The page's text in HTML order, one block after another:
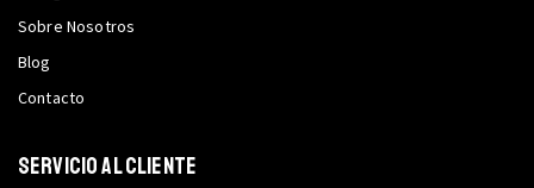
Sobre Nosotros
Blog
Contacto
SERVICIO AL CLIENTE